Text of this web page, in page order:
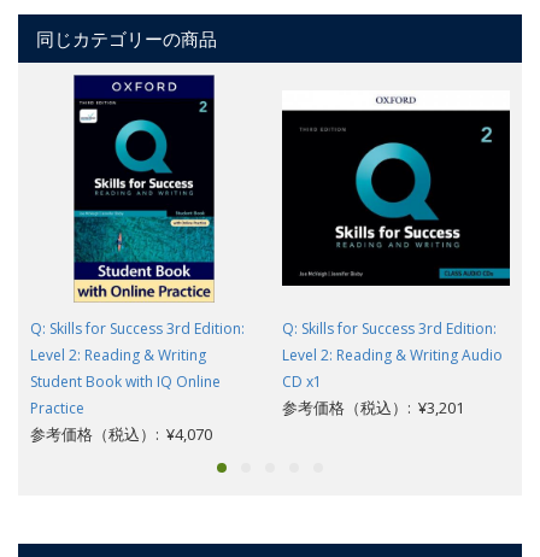
同じカテゴリーの商品
Q: Skills for Success 3rd Edition:
Level 2: Reading & Writing
Student Book with IQ Online
Practice
参考価格（税込）: ¥4,070
Q: Skills for Success 3rd Edition:
Level 2: Reading & Writing Audio
CD x1
参考価格（税込）: ¥3,201